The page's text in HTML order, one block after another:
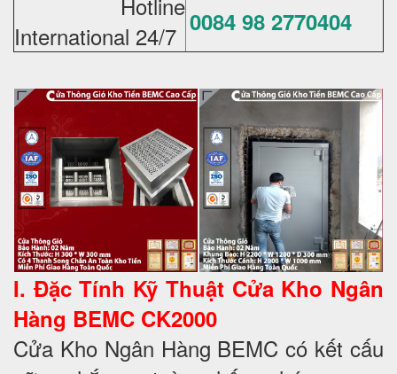
International 24/7 0084 98 2770404
I. Đặc Tính Kỹ Thuật Cửa Kho Ngân
Hàng BEMC CK2000
Cửa Kho Ngân Hàng BEMC có kết cấu